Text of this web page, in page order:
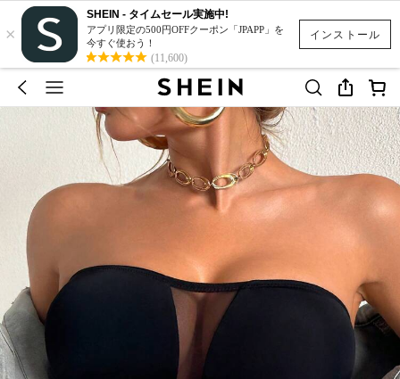
インストール
×
SHEIN - タイムセール実施中!
アプリ限定の500円OFFクーポン「JPAPP」を
今すぐ使おう！
(11,600)